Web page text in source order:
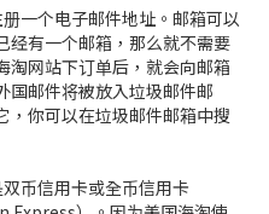
一个电子邮件地址。邮箱可以
经有一个邮箱，那么就不需要
淘网站下订单后，就会向邮箱
国邮件将被放入垃圾邮件邮
，你可以在垃圾邮件邮箱中搜
币信用卡或全币信用卡